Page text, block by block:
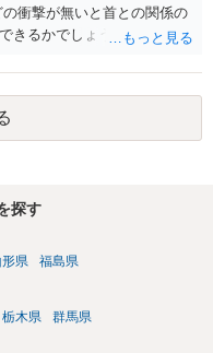
衝撃が無いと首との関係の
きるかでしょうね。
探す
形県 福島県
栃木県 群馬県